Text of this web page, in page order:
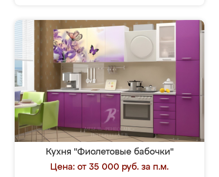
Кухня "Фиолетовые бабочки"
Цена: от 35 000 руб. за п.м.